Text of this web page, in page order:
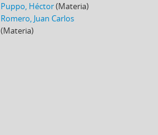
Puppo, Héctor(Materia)
Romero, Juan Carlos
(Materia)